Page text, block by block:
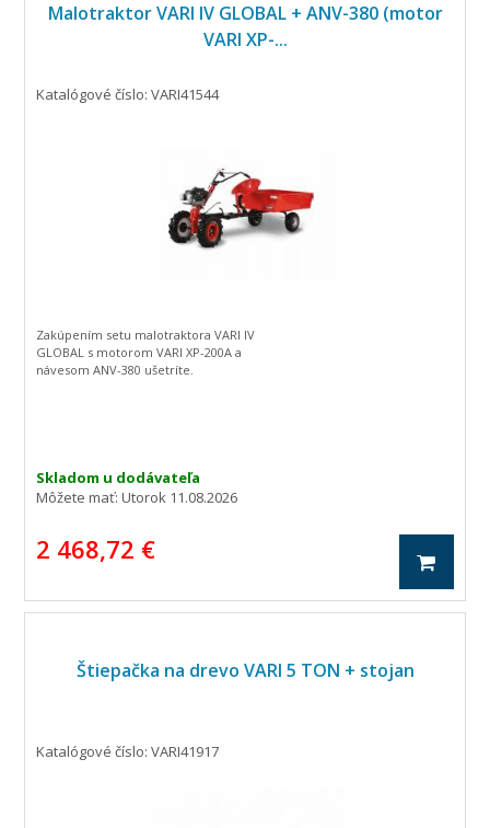
Malotraktor VARI IV GLOBAL + ANV-380 (motor
VARI XP-...
Katalógové číslo: VARI41544
Skladom u dodávateľa
Môžete mať:Utorok 11.08.2026
2 468,72 €
Zakúpením setu malotraktora VARI IV
GLOBAL s motorom VARI XP-200A a
návesom ANV-380 ušetríte.
Štiepačka na drevo VARI 5 TON + stojan
Katalógové číslo: VARI41917